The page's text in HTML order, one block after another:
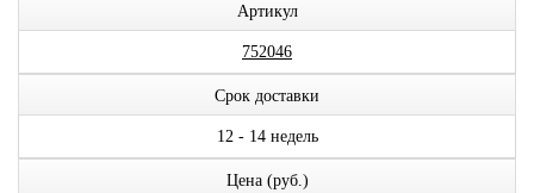
Артикул
752046
Срок доставки
12 - 14 недель
Цена (руб.)